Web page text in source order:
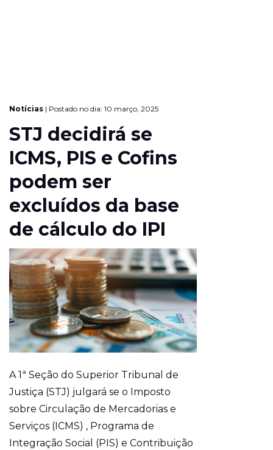
Notícias | Postado no dia: 10 março, 2025
STJ decidirá se
ICMS, PIS e Cofins
podem ser
excluídos da base
de cálculo do IPI
A 1ª Seção do Superior Tribunal de
Justiça (STJ) julgará se o Imposto
sobre Circulação de Mercadorias e
Serviços (ICMS) , Programa de
Integração Social (PIS) e Contribuição